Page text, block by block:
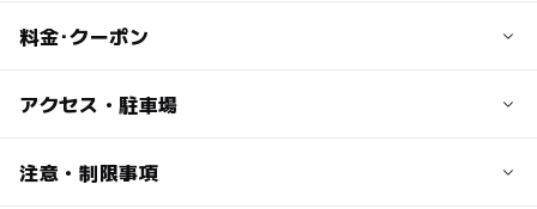
料金･クーポン
子供の料金
3歳以下：無料、4歳以上：200円
アクセス・駐車場
交通アクセス
注意・制限事項